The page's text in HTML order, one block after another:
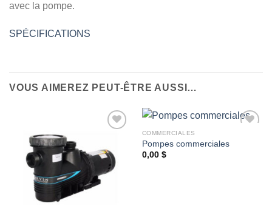
avec la pompe.
SPÉCIFICATIONS
VOUS AIMEREZ PEUT-ÊTRE AUSSI…
Ajouter
à la
wishlist
COMMERCIALES
Pompes commerciales
0,00 $